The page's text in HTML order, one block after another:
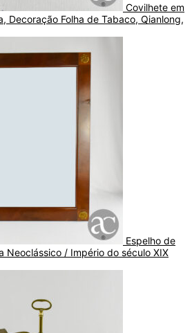
Covilhete em
Decoração Folha de Tabaco, Qianlong,
Espelho de
Neoclássico / Império do século XIX